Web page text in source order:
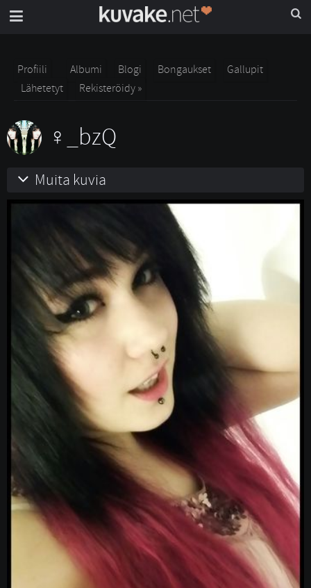
Profiili Albumi Blogi Bongaukset
Gallupit
Lähetetyt
Rekisteröidy »
_bzQ
Muita kuvia